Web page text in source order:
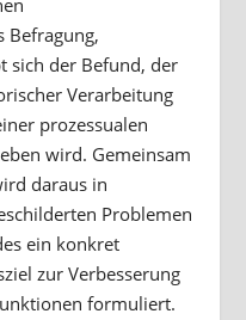
Befragung,
sich der Befund, der
Verarbeitung
prozessualen
wird. Gemeinsam
daraus in
Problemen
ein konkret
zur Verbesserung
formuliert.